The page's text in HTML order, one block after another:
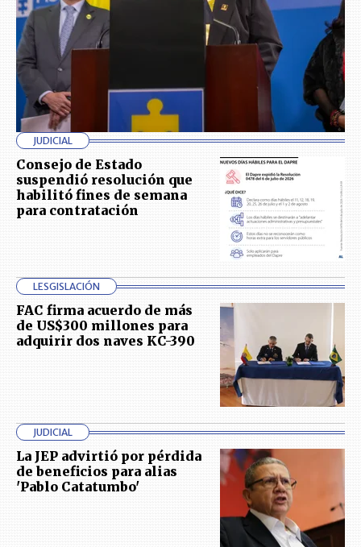
JUDICIAL
Consejo de Estado
suspendió resolución que
habilitó fines de semana
para contratación
LESGISLACIÓN
FAC firma acuerdo de más
de US$300 millones para
adquirir dos naves KC-390
JUDICIAL
La JEP advirtió por pérdida
de beneficios para alias
'Pablo Catatumbo'